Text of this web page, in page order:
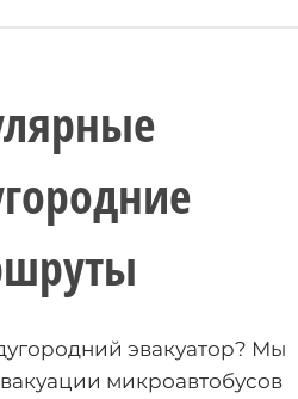
эвакуатор? Мы
микроавтобусов